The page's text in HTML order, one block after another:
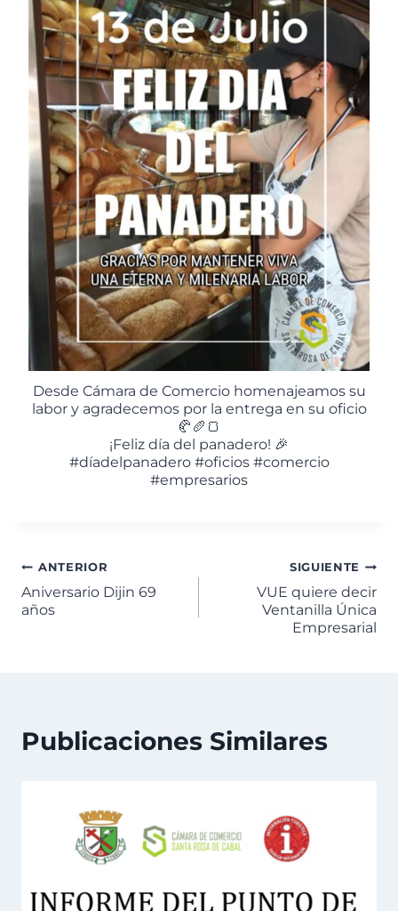
Desde Cámara de Comercio homenajeamos su
labor y agradecemos por la entrega en su oficio
🥐🥖🍞
¡Feliz día del panadero! 🎉
#díadelpanadero #oficios #comercio
#empresarios
ANTERIOR
Aniversario Dijin 69
años
SIGUIENTE
VUE quiere decir
Ventanilla Única
Empresarial
Publicaciones Similares